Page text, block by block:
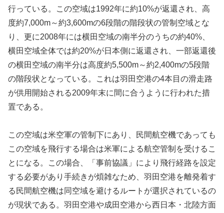
行っている。この空域は1992年に約10%が返還され、高
度約7,000m～約3,600mの6段階の階段状の管制空域とな
り、更に2008年には横田空域の南半分のうちの約40%、
横田空域全体では約20%が日本側に返還され、一部返還後
の横田空域の南半分は高度約5,500m～約2,400mの5段階
の階段状となっている。これは羽田空港の4本目の滑走路
が供用開始される2009年末に間に合うように行われた措
置である。
この空域は米空軍の管制下にあり、民間航空機であっても
この空域を飛行する場合は米軍による航空管制を受けるこ
とになる。この場合、「事前協議」により飛行経路を設定
する必要があり手続きが煩雑なため、羽田空港を離発着す
る民間航空機は同空域を避けるルートが選択されているの
が現状である。羽田空港や成田空港から西日本・北陸方面